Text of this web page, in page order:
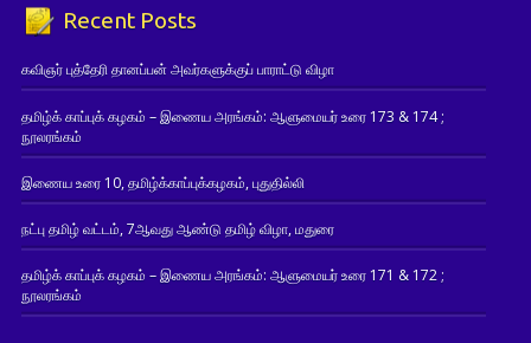
Recent Posts
கவிஞர் புத்தேரி தானப்பன் அவர்களுக்குப் பாராட்டு விழா
தமிழ்க் காப்புக் கழகம் – இணைய அரங்கம்: ஆளுமையர் உரை 173 & 174 ;
நூலரங்கம்
இணைய உரை 10, தமிழ்க்காப்புக்கழகம், புதுதில்லி
நட்பு தமிழ் வட்டம், 7ஆவது ஆண்டு தமிழ் விழா, மதுரை
தமிழ்க் காப்புக் கழகம் – இணைய அரங்கம்: ஆளுமையர் உரை 171 & 172 ;
நூலரங்கம்